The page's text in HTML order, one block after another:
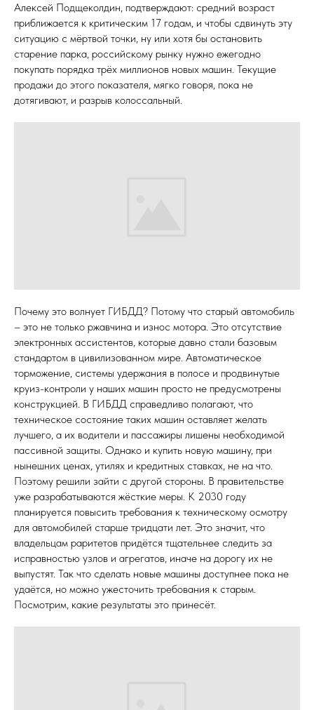
Алексей Подщеколдин, подтверждают: средний возраст
приближается к критическим 17 годам, и чтобы сдвинуть эту
ситуацию с мёртвой точки, ну или хотя бы остановить
старение парка, российскому рынку нужно ежегодно
покупать порядка трёх миллионов новых машин. Текущие
продажи до этого показателя, мягко говоря, пока не
дотягивают, и разрыв колоссальный.
Почему это волнует ГИБДД? Потому что старый автомобиль
– это не только ржавчина и износ мотора. Это отсутствие
электронных ассистентов, которые давно стали базовым
стандартом в цивилизованном мире. Автоматическое
торможение, системы удержания в полосе и продвинутые
круиз-контроли у наших машин просто не предусмотрены
конструкцией. В ГИБДД справедливо полагают, что
техническое состояние таких машин оставляет желать
лучшего, а их водители и пассажиры лишены необходимой
пассивной защиты. Однако и купить новую машину, при
нынешних ценах, утилях и кредитных ставках, не на что.
Поэтому решили зайти с другой стороны. В правительстве
уже разрабатываются жёсткие меры. К 2030 году
планируется повысить требования к техническому осмотру
для автомобилей старше тридцати лет. Это значит, что
владельцам раритетов придётся тщательнее следить за
исправностью узлов и агрегатов, иначе на дорогу их не
выпустят. Так что сделать новые машины доступнее пока не
удаётся, но можно ужесточить требования к старым.
Посмотрим, какие результаты это принесёт.